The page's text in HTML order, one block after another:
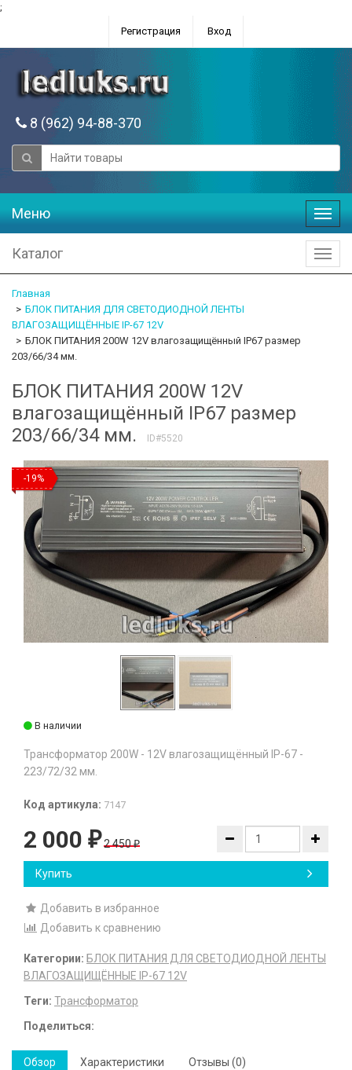
;
Регистрация
Вход
8 (962) 94-88-370
Меню
Меню
Каталог
Главная
БЛОК ПИТАНИЯ ДЛЯ СВЕТОДИОДНОЙ ЛЕНТЫ
ВЛАГОЗАЩИЩЁННЫЕ IP-67 12V
БЛОК ПИТАНИЯ 200W 12V влагозащищённый IP67 размер
203/66/34 мм.
БЛОК ПИТАНИЯ 200W 12V
влагозащищённый IP67 размер
203/66/34 мм.
ID#5520
-19%
В наличии
Трансформатор 200W - 12V влагозащищённый IP-67 -
223/72/32 мм.
Код артикула: 7147
2 000 ₽2 450₽
Купить
Добавить в избранное
Добавить к сравнению
Категории: БЛОК ПИТАНИЯ ДЛЯ СВЕТОДИОДНОЙ ЛЕНТЫ
ВЛАГОЗАЩИЩЁННЫЕ IP-67 12V
Теги: Трансформатор
Поделиться:
Обзор Характеристики Отзывы (0)